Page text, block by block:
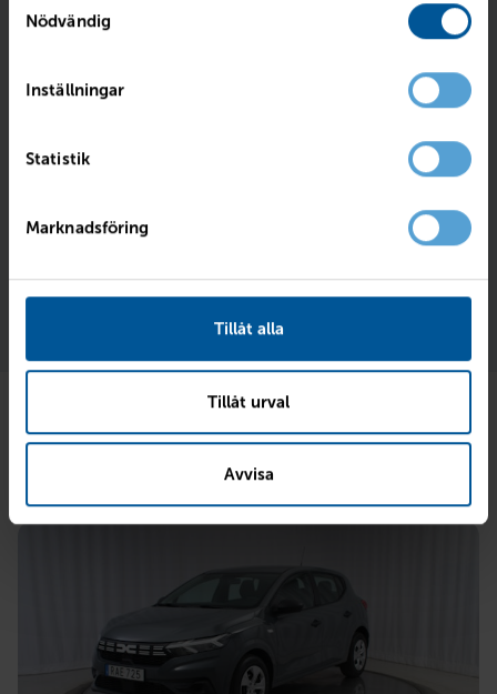
Nödvändig
Inställningar
Statistik
Marknadsföring
Tillåt alla
Tillåt urval
Avvisa
Liknande bilar